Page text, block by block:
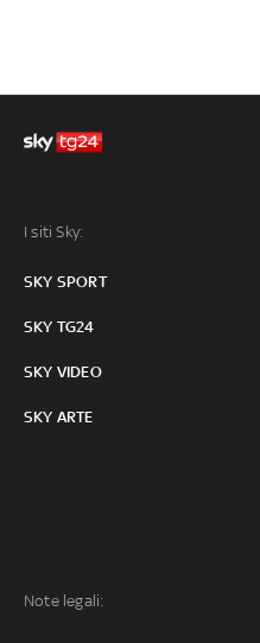
I siti Sky:
SKY SPORT
SKY TG24
SKY VIDEO
SKY ARTE
Note legali: